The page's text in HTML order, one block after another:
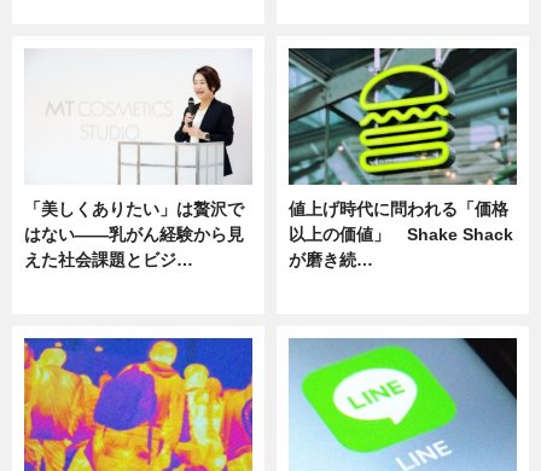
「美しくありたい」は贅沢で
はない――乳がん経験から見
えた社会課題とビジ…
値上げ時代に問われる「価格
以上の価値」 Shake Shack
が磨き続…